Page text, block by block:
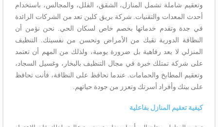
وتعقيم شاملة تشمل المنازل، الشقق، الفلل، والمجالس، باستخدام
أحدث المعدات والتقنيات. شركة بريق كلين تعد من الشركات الرائدة
في جدة وتقدم خدماتها بخصم خاص لسكان الحي. نحن نؤمن أن
النظافة الدورية تقيك من الأمراض وتحسن من نفسيتك. التنظيف
المنزلي لا يعد رفاهية بل ضرورة يومية، ولذلك من المهم أن تعتمد
على شركة تمتلك خبرة في مجال التنظيف بالبخار، وغسيل السجاد،
وتعقيم المطابخ والحمامات. عندما تحافظ على النظافة، فأنت تحافظ
على بيتك وأفراد أسرتك وتعزز من جودة حياتهم.
كيفية تعقيم المنازل بفاعلية